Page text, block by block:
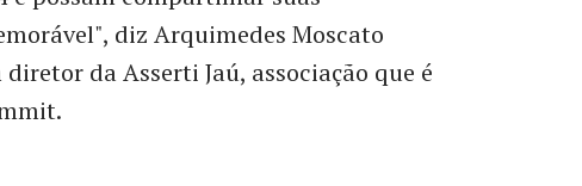
diz Arquimedes Moscato
da Asserti Jaú, associação que é